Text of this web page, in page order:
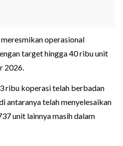
operasional
target hingga 40 ribu unit
2026.
ribu koperasi telah berbadan
antaranya telah menyelesaikan
unit lainnya masih dalam